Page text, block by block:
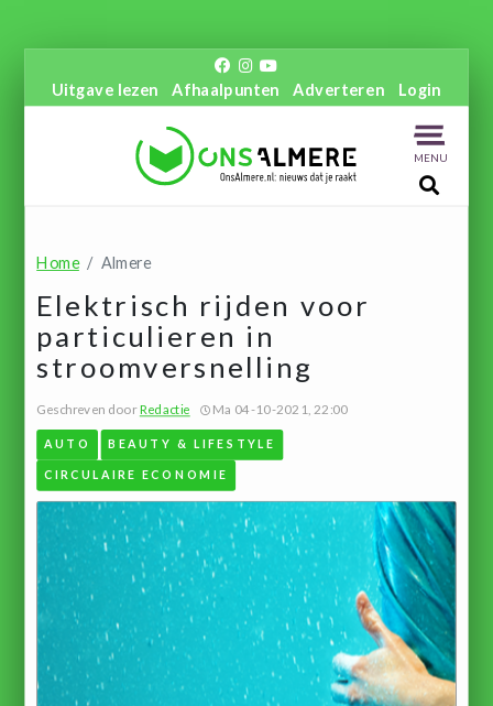
Uitgave lezen Afhaalpunten Adverteren Login
MENU
Home Almere
Elektrisch rijden voor
particulieren in
stroomversnelling
Geschreven doorRedactie Ma 04-10-2021, 22:00
AUTO BEAUTY & LIFESTYLE
CIRCULAIRE ECONOMIE